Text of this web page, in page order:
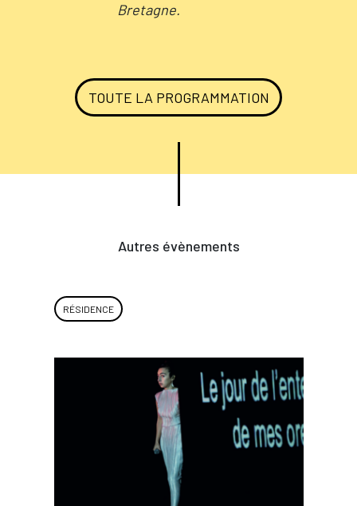
Bretagne.
TOUTE LA PROGRAMMATION
Autres évènements
RÉSIDENCE